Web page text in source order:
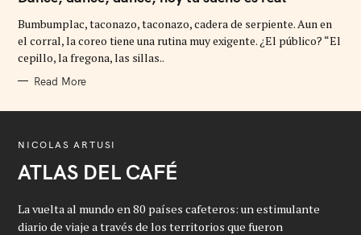
E
O
R
I
E
Bumbumplac, taconazo, taconazo, cadera de serpiente. Aun en
el corral, la coreo tiene una rutina muy exigente. ¿El público? “El
cepillo, la fregona, las sillas..
Read More
NICOLAS ARTUSI
ATLAS DEL CAFÉ
La vuelta al mundo en 80 países cafeteros: un estimulante
diario de viaje a través de los territorios que fueron